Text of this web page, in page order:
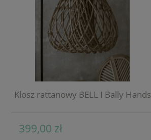
Klosz rattanowy BELL I Bally Hands
399,00 zł